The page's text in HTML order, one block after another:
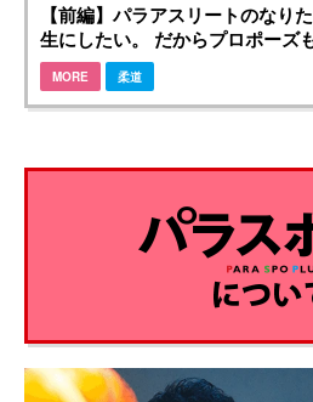
【前編】パラアスリートのなり
生にしたい。 だからプロポーズ
MORE 柔道